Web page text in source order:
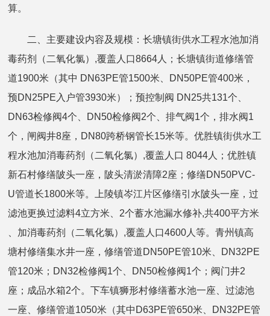
算。
二、主要建设内容及规模：长塘镇街供水工程水池加消
毒药剂（二氧化氯）,覆盖人口8664人；长塘镇街道修缮管
道1900米（其中 DN63PE管1500米、DN50PE管400米，
预DN25PE入户管3930米）；预控制阀 DN25共131个、
DN63检修阀4个、DN50检修阀2个、排气阀1个，排水阀1
个，闸阀井8座，DN80跨桥钢管长15米等。优胜镇街供水工
程水池加消毒药剂（二氧化氯）,覆盖人口 8044人；优胜镇
新石村修缮陂头一座，陂头清淤清障2座；修缮DN50PVC-
U管道长1800米等。上陵镇岑江片区修缮引水陂头一座，过
滤池更换过滤料4立方米、2个蓄水池漏水修补,共400平方米
、加消毒药剂（二氧化氯）,覆盖人口4600人等。青州镇高
塘村修缮集水井一座，修缮管道DN50PE管10米、DN32PE
管120米；DN32检修阀1个、DN50检修阀1个；阀门井2
座；成品水箱2个。下车镇狮形村修缮蓄水池一座、过滤池
一座、修缮管道1050米（其中D63PE管650米、DN32PE管